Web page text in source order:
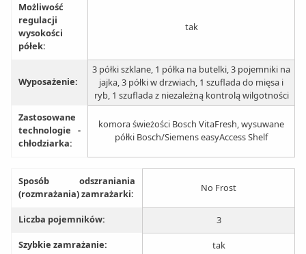
Możliwość
regulacji
wysokości
półek:
tak
Wyposażenie:
3 półki szklane, 1 półka na butelki, 3 pojemniki na
jajka, 3 półki w drzwiach, 1 szuflada do mięsa i
ryb, 1 szuflada z niezależną kontrolą wilgotności
Zastosowane
technologie -
chłodziarka:
komora świeżości Bosch VitaFresh, wysuwane
półki Bosch/Siemens easyAccess Shelf
Sposób odszraniania
(rozmrażania) zamrażarki:
No Frost
Liczba pojemników:
3
Szybkie zamrażanie:
tak